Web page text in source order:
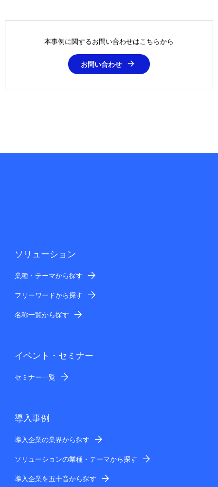
本事例に関するお問い合わせはこちらから
お問い合わせ
ソリューション
業種・テーマから探す
フリーワードから探す
名称一覧から探す
イベント・セミナー
セミナー一覧
導入事例
導入企業の業界から探す
ソリューションの業種・テーマから探す
導入企業を五十音から探す